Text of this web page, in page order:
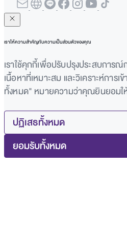
เราให้ความสำคัญกับความเป็นส่วนตัวของคุณ
เราใช้คุกกี้เพื่อปรับปรุงประสบการ
เนื้อหาที่เหมาะสม และวิเคราะห์การ
ทั้งหมด" หมายความว่าคุณยินยอมใ
ปฏิเสธทั้งหมด
ยอมรับทั้งหมด